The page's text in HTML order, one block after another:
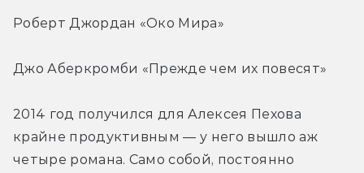
Роберт Джордан «Око Мира»
Джо Аберкромби «Прежде чем их повесят»
2014 год получился для Алексея Пехова
крайне продуктивным — у него вышло аж
четыре романа. Само собой, постоянно